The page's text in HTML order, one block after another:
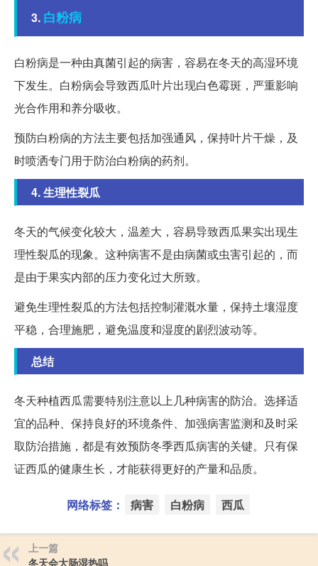
3. 白粉病
白粉病是一种由真菌引起的病害，容易在冬天的高湿环境
下发生。白粉病会导致西瓜叶片出现白色霉斑，严重影响
光合作用和养分吸收。
预防白粉病的方法主要包括加强通风，保持叶片干燥，及
时喷洒专门用于防治白粉病的药剂。
4. 生理性裂瓜
冬天的气候变化较大，温差大，容易导致西瓜果实出现生
理性裂瓜的现象。这种病害不是由病菌或虫害引起的，而
是由于果实内部的压力变化过大所致。
避免生理性裂瓜的方法包括控制灌溉水量，保持土壤湿度
平稳，合理施肥，避免温度和湿度的剧烈波动等。
总结
冬天种植西瓜需要特别注意以上几种病害的防治。选择适
宜的品种、保持良好的环境条件、加强病害监测和及时采
取防治措施，都是有效预防冬季西瓜病害的关键。只有保
证西瓜的健康生长，才能获得更好的产量和品质。
网络标签： 病害 白粉病 西瓜
上一篇
冬天会大肠湿热吗